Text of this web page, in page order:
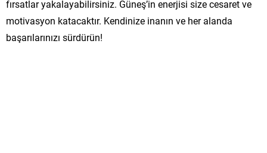
fırsatlar yakalayabilirsiniz. Güneş’in enerjisi size cesaret ve
motivasyon katacaktır. Kendinize inanın ve her alanda
başarılarınızı sürdürün!